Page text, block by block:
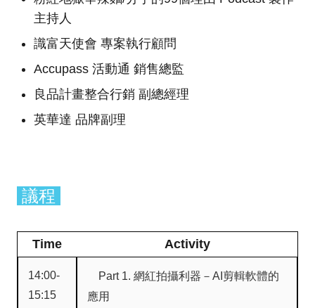
主持人
識富天使會 專案執行顧問
Accupass 活動通 銷售總監
良品計畫整合行銷 副總經理
英華達 品牌副理
議程
Time Activity
14:00-
15:15
Part 1. 網紅拍攝利器－AI剪輯軟體的
應用